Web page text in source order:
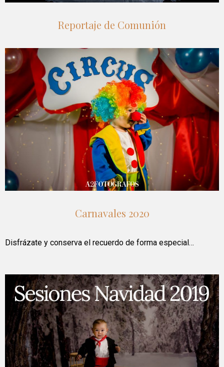
Reportaje de Comunión
Carnavales 2020
Disfrázate y conserva el recuerdo de forma especial…